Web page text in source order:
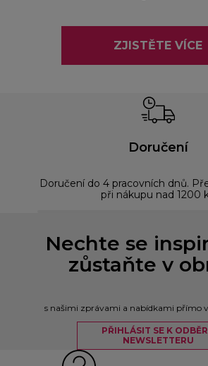
ZJISTĚTE VÍCE
Doručení
Doručení do 4 pracovních dnů.
při nákupu nad 1200
Nechte se
zůstaňte v
s našimi zprávami a nabídkami přímo
PŘIHLÁSIT SE K
NEWSLETTERU